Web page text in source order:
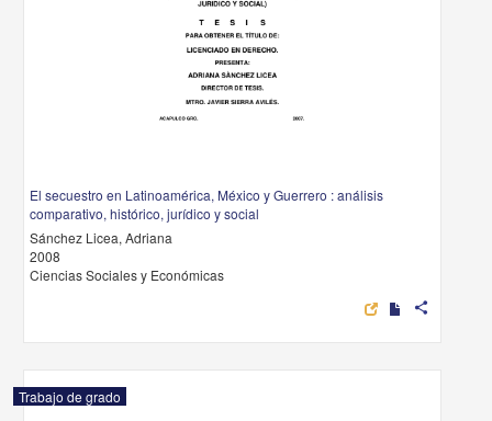
El secuestro en Latinoamérica, México y Guerrero : análisis
comparativo, histórico, jurídico y social
Sánchez Licea, Adriana
2008
Ciencias Sociales y Económicas
share
Trabajo de grado